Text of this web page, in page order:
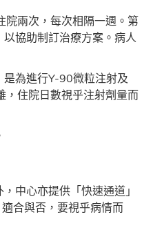
院兩次，每次相隔一週。第
協助制訂治療方案。病人
為進行Y-90微粒注射及
住院日數視乎注射劑量而
中心亦提供「快速通道」
合與否，要視乎病情而